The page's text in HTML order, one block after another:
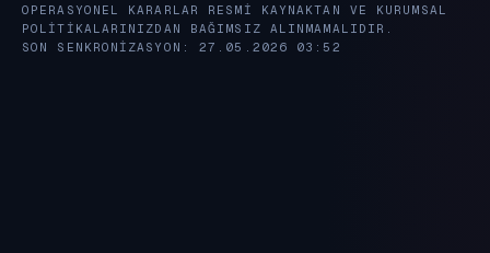
OPERASYONEL KARARLAR RESMI KAYNAKTAN VE KURUMSAL
POLITIKALARINIZDAN BAĞIMSIZ ALINMAMALIDIR.
SON SENKRONIZASYON: 27.05.2026 03:52